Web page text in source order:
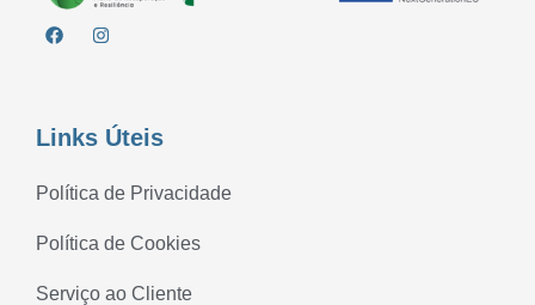
Links Úteis
Política de Privacidade
Política de Cookies
Serviço ao Cliente